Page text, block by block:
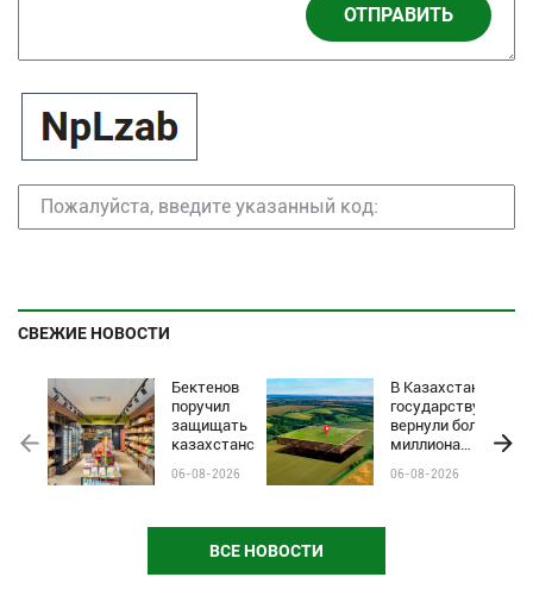
ОТПРАВИТЬ
СВЕЖИЕ НОВОСТИ
Бектенов
поручил
защищать
казахстанские
чёрного пиара
06-08-2026
В Казахстане
государству
вернули более
миллиона
сельхозземель
06-08-2026
ВСЕ НОВОСТИ